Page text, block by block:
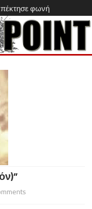
φωνή